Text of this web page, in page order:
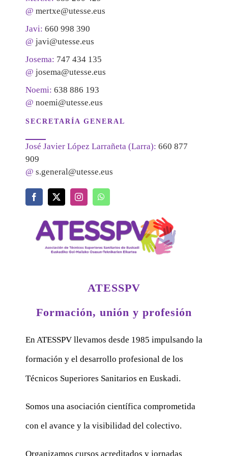
@ mertxe@utesse.eus
Javi: 660 998 390
@ javi@utesse.eus
Josema: 747 434 135
@ josema@utesse.eus
Noemi: 638 886 193
@ noemi@utesse.eus
SECRETARÍA GENERAL
José Javier López Larrañeta (Larra): 660 877
909
@ s.general@utesse.eus
ATESSPV
Formación, unión y profesión
En ATESSPV llevamos desde 1985 impulsando la
formación y el desarrollo profesional de los
Técnicos Superiores Sanitarios en Euskadi.
Somos una asociación científica comprometida
con el avance y la visibilidad del colectivo.
Organizamos cursos acreditados y jornadas